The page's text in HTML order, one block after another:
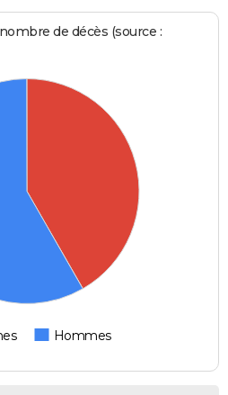
de décès (source :
Hommes